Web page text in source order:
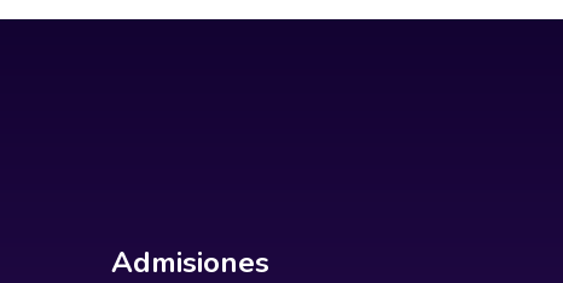
Admisiones